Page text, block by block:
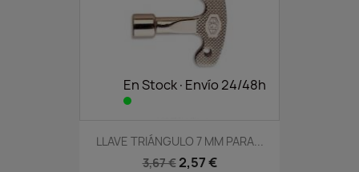
En Stock·Envío 24/48h
LLAVE TRIÁNGULO 7 MM PARA...
3,67 € 2,57 €